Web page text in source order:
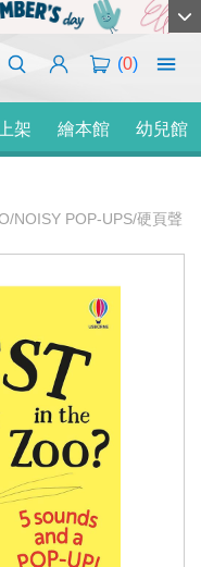
(0)
架 繪本館 幼兒館
NOISY POP-UPS/硬頁聲